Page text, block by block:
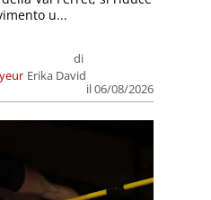
di
Erika David
il 06/08/2026
u...